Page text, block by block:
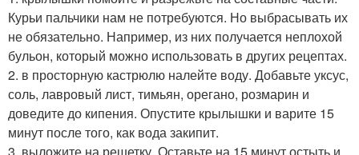
Курьи пальчики нам не потребуются. Но выбрасывать их
не обязательно. Например, из них получается неплохой
бульон, который можно использовать в других рецептах.
2. в просторную кастрюлю налейте воду. Добавьте уксус,
соль, лавровый лист, тимьян, орегано, розмарин и
доведите до кипения. Опустите крылышки и варите 15
минут после того, как вода закипит.